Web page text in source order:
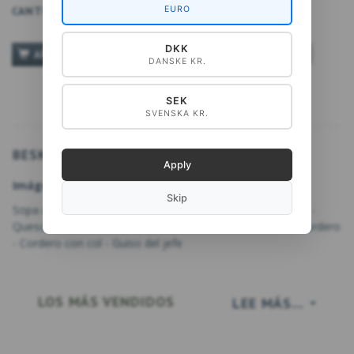
CANTIDAD
AÑADIR A LA CESTA TILFØJ TIL ØNSKESKYEN
BESKRIVELSE
Imágenes en las tarjetas:
Sopa de trucha - Pan de granos de trigo - Gachas de trigo -
Queso de suero de leche - Bollos de hierbas - Rollos de cordero
- Cordero con col - Guiso del jefe
LEE MÁS...
LOS MÁS VENDIDOS
EURO
DKK
DANSKE KR.
SEK
SVENSKA KR.
Apply
Skip